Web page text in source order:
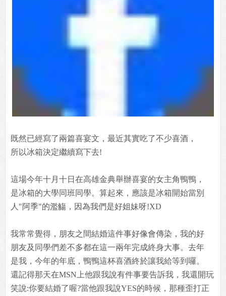
既然已經寫了兩篇喜宴文，最近其實吃了不少喜酒，
所以冰箱決定繼續寫下去!
這場今年十月十日在高雄金典舉辦喜宴的女主角鴨鴨，
是冰箱的大學同班同學。算起來，應該是冰箱開始當別
人"阿季"的濫觴，因為我們是好姐妹呀!XD
我常常覺得，朋友之間結婚這件事好像會傳染，我的好
朋友及同學們差不多都在這一兩年完成終身大事。去年
是我，今年的年底，鴨鴨這杯喜酒終於讓我給等到囉。
還記得那天在MSN上他跟我說有件事要告訴我，我還開玩
笑說:你要結婚了喔?當他跟我說YES的時候，那種歪打正